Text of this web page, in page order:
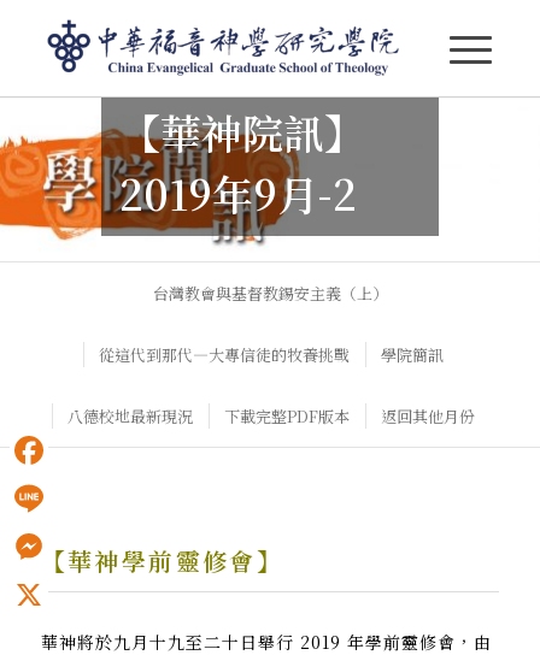
【華神院訊】2019年9月-2
【華神院訊】
2019年9月-2
台灣教會與基督教錫安主義（上）
從這代到那代—大專信徒的牧養挑戰 學院簡訊
八德校地最新現況 下載完整PDF版本 返回其他月份
【華神學前靈修會】
華神將於九月十九至二十日舉行 2019 年學前靈修會，由
Facebook
Line
Messenger